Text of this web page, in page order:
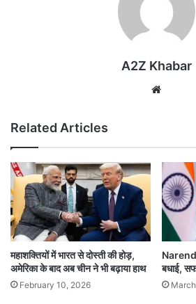
A2Z Khabar
Related Articles
महाशक्तियों में भारत से दोस्ती की होड़,
अमेरिका के बाद अब चीन ने भी बढ़ाया हाथ
February 10, 2026
बधाई,